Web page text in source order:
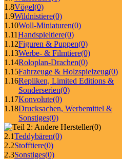
1.8Vögel(0)
1.9Wildnistiere(0)
1.10Woll-Miniaturen(0)
1.11Handspieltiere(0)
1.12Figuren & Puppen(0)
1.13Werbe- & Filmtiere(0)
1.14Roloplan-Drachen(0)
1.15Fahrzeuge & Holzspielzeug(0)
1.16Repliken, Limited Editions &
Sonderserien(0)
1.17Konvolute(0)
1.18Drucksachen, Werbemittel &
Sonstiges(0)
(0)
2.1Teddybären(0)
2.2Stofftiere(0)
2.3Sonstiges(0)